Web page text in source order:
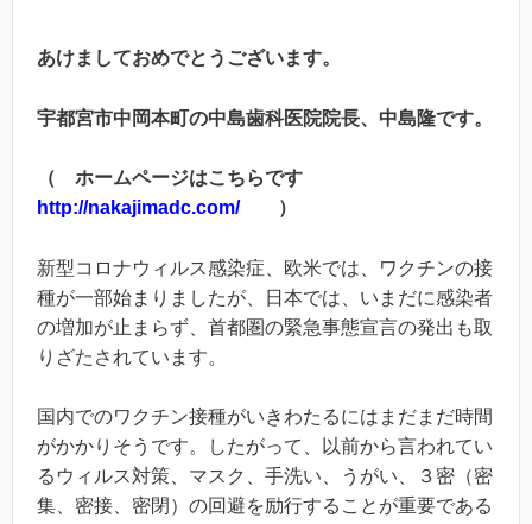
あけましておめでとうございます。
宇都宮市中岡本町の中島歯科医院院長、中島隆です。
（ ホームページはこちらです
http://nakajimadc.com/
）
新型コロナウィルス感染症、欧米では、ワクチンの接
種が一部始まりましたが、日本では、いまだに感染者
の増加が止まらず、首都圏の緊急事態宣言の発出も取
りざたされています。
国内でのワクチン接種がいきわたるにはまだまだ時間
がかかりそうです。したがって、以前から言われてい
るウィルス対策、マスク、手洗い、うがい、３密（密
集、密接、密閉）の回避を励行することが重要である